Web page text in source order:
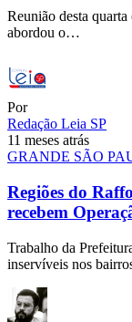
Reunião desta
abordou o…
Por
Redação Leia SP
11 meses atrás
GRANDE SÃO
Regiões do
recebem
Trabalho da
inservíveis nos